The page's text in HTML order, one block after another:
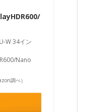
W 34イン
Nano
調べ）